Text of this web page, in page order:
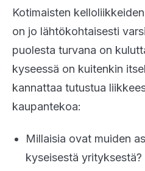
Kotimaisten
on jo lähtökohtaisesti
puolesta turvana on
kyseessä on kuitenkin
kannattaa tutustua
kaupantekoa:
Millaisia ovat muiden
kyseisestä yrityksestä?